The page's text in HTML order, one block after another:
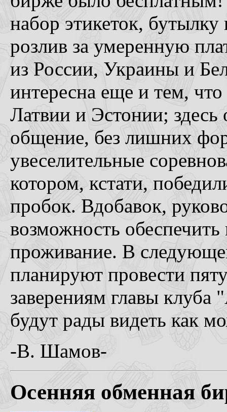
набор этикеток,
розлив за умеренную
из России, Украины и
интересна еще и тем, что
Латвии и Эстонии;
общение, без лишних
увеселительные
котором, кстати,
пробок. Вдобавок,
возможность обеспечить
проживание. В
планируют провести
заверениям главы
будут рады видеть как
-В. Шамов-
Осенняя обменная